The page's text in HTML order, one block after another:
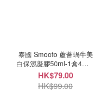
泰國 Smooto 蘆薈蝸牛美
白保濕凝膠50ml-1盒4包 9
月尾
HK$79.00
HK$99.00